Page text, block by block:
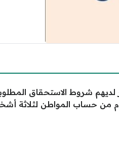
لديهم شروط الاستحقاق
من حساب المواطن لثلاثة